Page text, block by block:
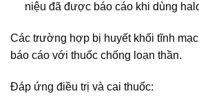
niệu đã được báo cáo khi dùng
Các trường hợp bị huyết khối tĩnh
báo cáo với thuốc chống loạn thần.
Đáp ứng điều trị và cai thuốc: